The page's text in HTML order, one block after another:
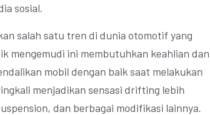
sosial.
salah satu tren di dunia otomotif yang
mengemudi ini membutuhkan keahlian dan
mobil dengan baik saat melakukan
menjadikan sensasi drifting lebih
dan berbagai modifikasi lainnya.